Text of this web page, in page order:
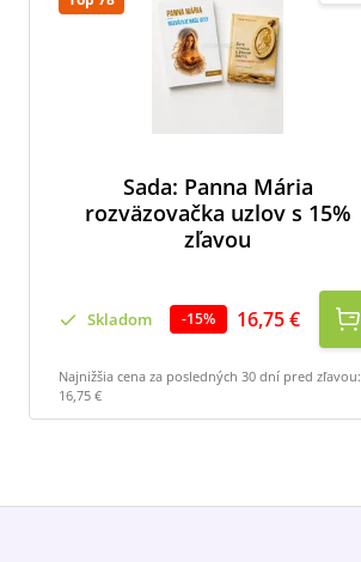
Sada: Panna Mária
rozväzovačka uzlov s 15%
zľavou
Skladom -15% 16,75 €
Najnižšia cena za posledných 30 dní pred zľavou:
16,75 €